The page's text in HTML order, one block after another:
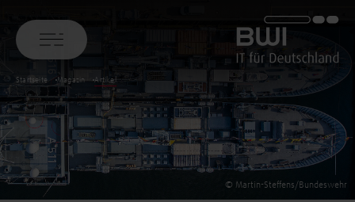
BWI GmbH
Startseite Magazin Artikel
© Martin-Steffens/Bundeswehr